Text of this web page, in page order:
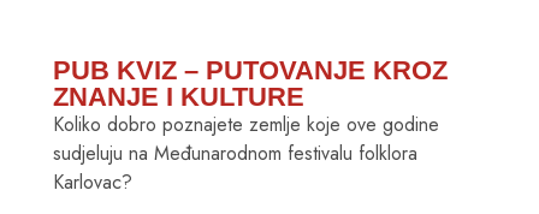
PUB KVIZ – PUTOVANJE KROZ
ZNANJE I KULTURE
Koliko dobro poznajete zemlje koje ove godine
sudjeluju na Međunarodnom festivalu folklora
Karlovac?